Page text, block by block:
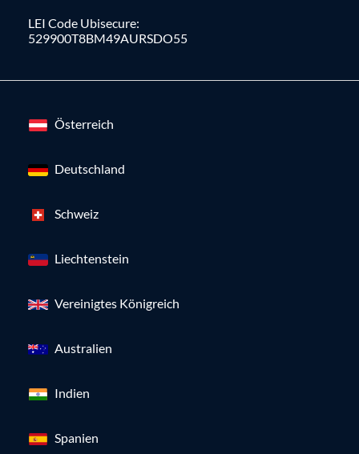
LEI Code Ubisecure:
529900T8BM49AURSDO55
Österreich
Deutschland
Schweiz
Liechtenstein
Vereinigtes Königreich
Australien
Indien
Spanien